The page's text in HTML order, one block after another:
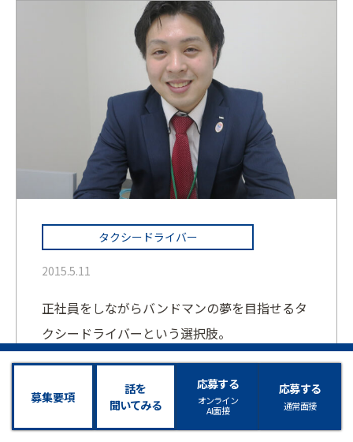
タクシードライバー
2015.5.11
正社員をしながらバンドマンの夢を目指せるタ
クシードライバーという選択肢。
募集要項
話を
聞いてみる
応募する
オンライン
AI面接
応募する
通常面接